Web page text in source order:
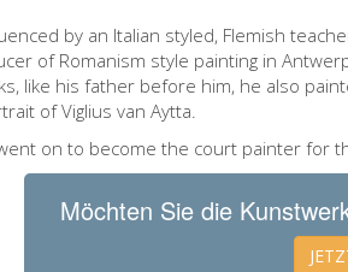
by an Italian styled, Flemish
of Romanism style painting in
like his father before him, he also
of Viglius van Aytta.
on to become the court painter for
Möchten Sie die